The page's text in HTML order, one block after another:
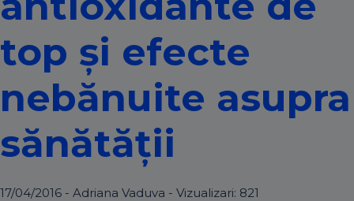
top și efecte
nebănuite asupra
sănătății
17/04/2016 - Adriana Vaduva - Vizualizari: 821